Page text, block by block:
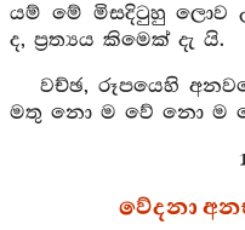
යම් මේ මිසදිටුහු ලොව
ද, ප්‍රත්‍යය කිමෙක් දැ යි.
වච්ඡ, රූපයෙහි
මතු නො ම වේ නො ම
වේදනා